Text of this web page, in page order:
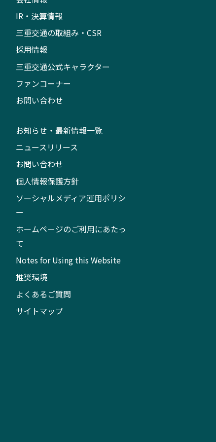
IR・決算情報
三重交通の取組み・CSR
採用情報
三重交通公式キャラクター
ファンコーナー
お問い合わせ
お知らせ・最新情報一覧
ニュースリリース
お問い合わせ
個人情報保護方針
ソーシャルメディア運用ポリシ
ー
ホームページのご利用にあたっ
て
Notes for Using this Website
推奨環境
よくあるご質問
サイトマップ